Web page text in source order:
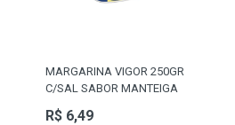
MARGARINA VIGOR 250GR
C/SAL SABOR MANTEIGA
R$ 6,49